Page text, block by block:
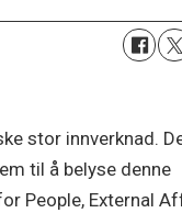
stor innverknad.
til å belyse denne
People, External